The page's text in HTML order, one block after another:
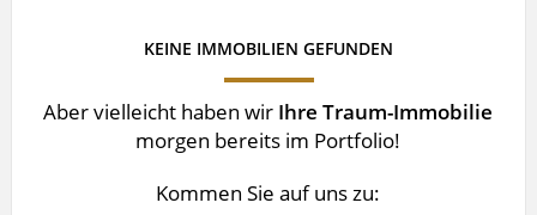
KEINE IMMOBILIEN GEFUNDEN
Aber vielleicht haben wir Ihre Traum-Immobilie
morgen bereits im Portfolio!
Kommen Sie auf uns zu: